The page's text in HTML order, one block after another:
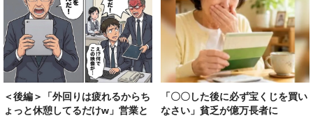
＜後編＞「外回りは疲れるからち
ょっと休憩してるだけw」営業と
「〇〇した後に必ず宝くじを買い
なさい」貧乏が億万長者に